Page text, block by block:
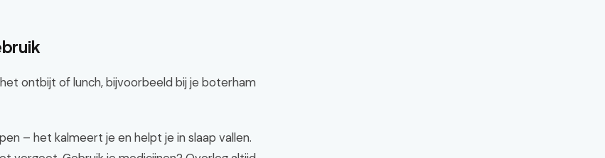
ontbijt of lunch, bijvoorbeeld bij je boterham
– het kalmeert je en helpt je in slaap vallen.